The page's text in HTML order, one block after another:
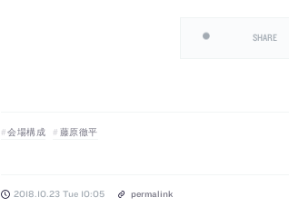
SHARE
会場構成 藤原徹平
2018.10.23 Tue 10:05 permalink